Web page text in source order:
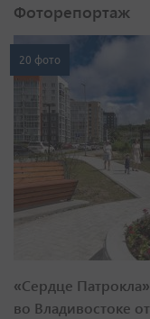
Фоторепортаж
20 фото
«Сердце
во Владивостоке